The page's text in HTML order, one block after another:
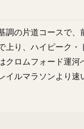
調の片道コースで
上り、ハイピーク
クロムフォード運
イルマラソンより速